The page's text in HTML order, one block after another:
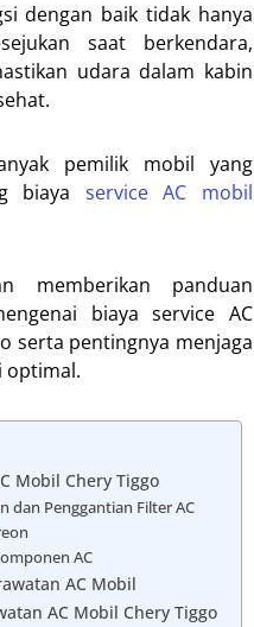
dengan baik tidak hanya
saat berkendara,
udara dalam kabin
pemilik mobil yang
biaya service AC mobil
memberikan panduan
biaya service AC
serta pentingnya menjaga
optimal.
Mobil Chery Tiggo
dan Penggantian Filter AC
AC
AC Mobil
AC Mobil Chery Tiggo